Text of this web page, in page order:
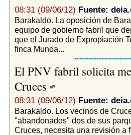
08:31 (09/06/12) Fuente:
Barakaldo. La oposición de
equipo de gobierno fabril que
que el Jurado de Expropiación
finca Munoa...
El PNV fabril solicita
Cruces
08:31 (09/06/12) Fuente:
Barakaldo. Los vecinos de
"abandonados" dos de sus
Cruces, necesita una revisión a